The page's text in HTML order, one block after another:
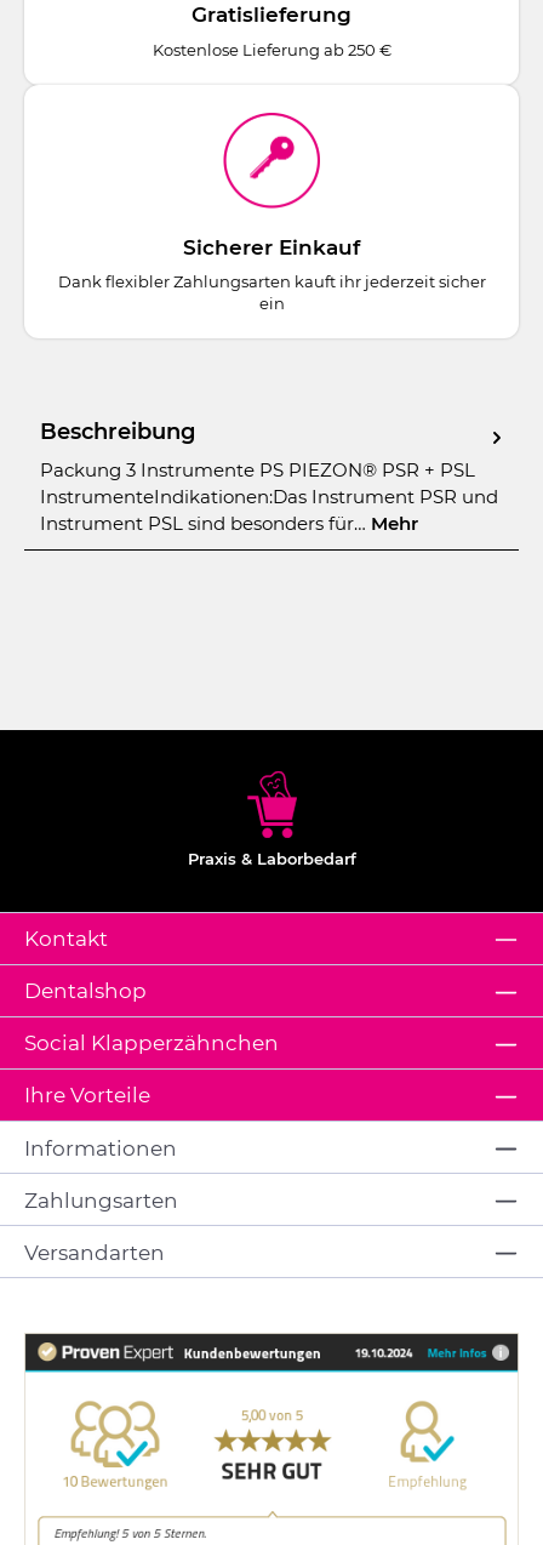
Gratislieferung
Kostenlose Lieferung ab 250 €
Sicherer Einkauf
Dank flexibler Zahlungsarten kauft ihr jederzeit sicher
ein
Beschreibung
Packung 3 Instrumente PS PIEZON® PSR + PSL
InstrumenteIndikationen:Das Instrument PSR und
Instrument PSL sind besonders für… Mehr
Praxis & Laborbedarf
Kontakt
Dentalshop
Ihre Vorteile
Social Klapperzähnchen
Informationen
Zahlungsarten
Versandarten